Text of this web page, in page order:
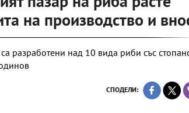
на производство и
разработени над 10 вида риби със
СПОДЕЛИ: